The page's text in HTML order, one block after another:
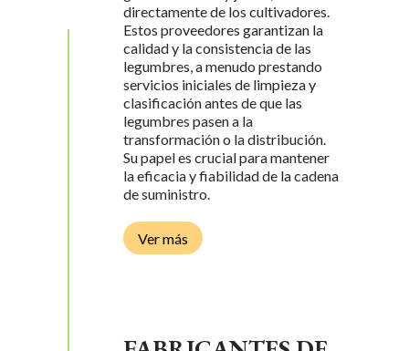
L
directamente de los cultivadores.
Estos proveedores garantizan la
calidad y la consistencia de las
legumbres, a menudo prestando
servicios iniciales de limpieza y
clasificación antes de que las
legumbres pasen a la
transformación o la distribución.
Su papel es crucial para mantener
la eficacia y fiabilidad de la cadena
de suministro.
Ver más